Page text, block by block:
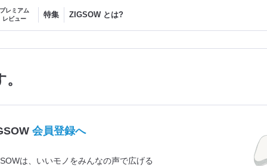
プレミアム
レビュー
特集 ZIGSOW とは?
会員登録へ
は、いいモノをみんなの声で広げる